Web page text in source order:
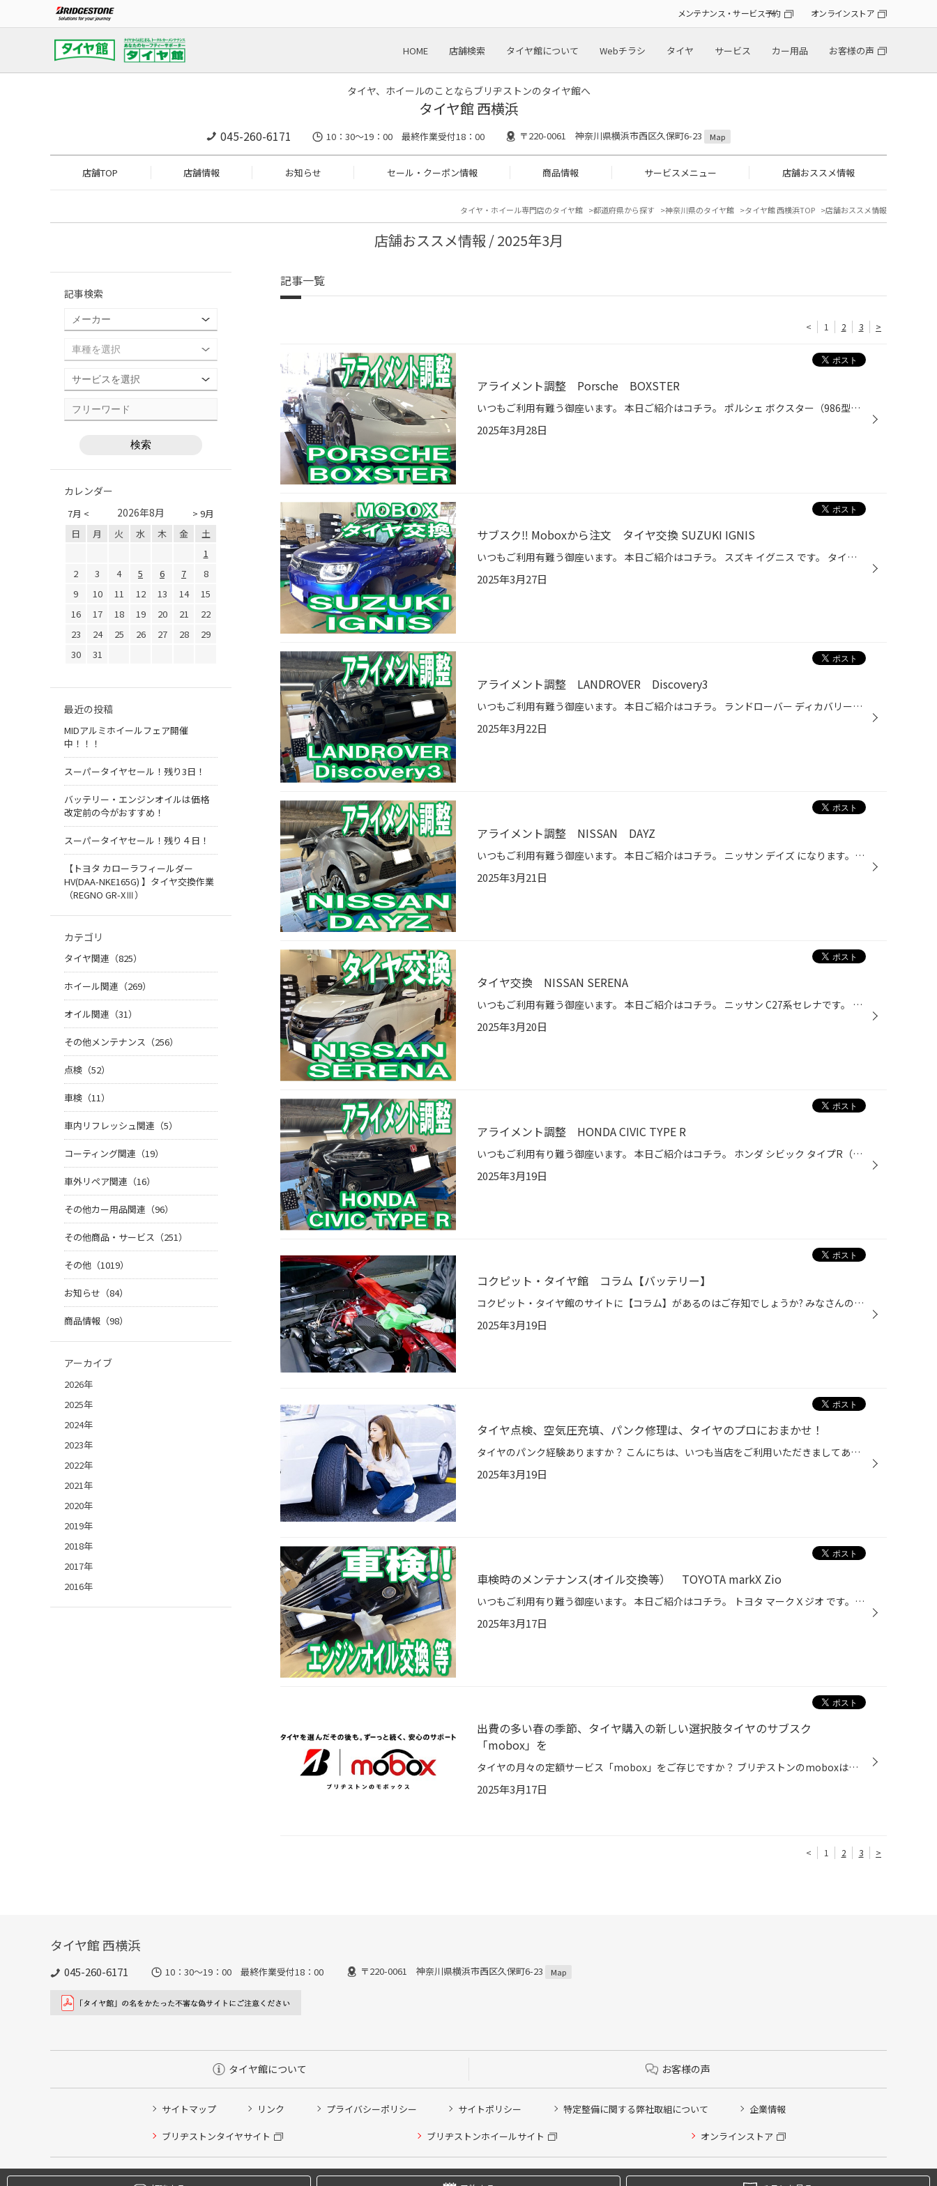
メンテナンス・サービス予約 オンラインストア
HOME 店舗検索 タイヤ館について Webチラシ タイヤ サービス カー用品 お客様の声
タイヤ、ホイールのことならブリヂストンのタイヤ館へ
タイヤ館 西横浜
045-260-6171 10：30～19：00 最終作業受付18：00 〒220-0061 神奈川県横浜市西区久保町6-23 Map
店舗TOP 店舗情報 お知らせ セール・クーポン情報 商品情報 サービスメニュー 店舗おススメ情報
タイヤ・ホイール専門店のタイヤ館 都道府県から探す 神奈川県のタイヤ館 タイヤ館 西横浜TOP 店舗おススメ情報
店舗おススメ情報 / 2025年3月
記事一覧
< 1 2 3 >
アライメント調整 Porsche BOXSTER
いつもご利用有難う御座います。 本日ご紹介はコチラ。 ポルシェ ボクスター（986型） です。 アライメント調整を行います。 早速測定スタートです。 足回り交換を行ったとの事ですので、ズレはありますね。 調整していきます。 リアはキャンバーとトゥが調整可能です。 今回キャンバーは比較的良好...
2025年3月28日
サブスク‼︎ Moboxから注文 タイヤ交換 SUZUKI IGNIS
いつもご利用有難う御座います。 本日ご紹介はコチラ。 スズキ イグニス です。 タイヤ交換を行います。 交換前のタイヤは溝がある様にみえますが、 近くで見ると外べりが顕著です。 減りすぎず、安全に使えたイイ交換時期かと思います。 交換タイヤは セイバーリング SL201 になります。 今回ははM...
2025年3月27日
アライメント調整 LANDROVER Discovery3
いつもご利用有難う御座います。 本日ご紹介はコチラ。 ランドローバー ディカバリー3 です。 アライメント調整を行います。 足回りの交換修理をされたとの事ですので、 アライメントにズレが出ていますね。 調整していきます。 フロント偏芯カムにてキャスターとキャンバー調整です。 トゥはタイロ...
2025年3月22日
アライメント調整 NISSAN DAYZ
いつもご利用有難う御座います。 本日ご紹介はコチラ。 ニッサン デイズ になります。 アライメント調整をご依頼頂きました。 測定結果は フロントトゥ角にズレが出ています。 そこ以外は調整機構がありませんので、そのままとなります。 上画像のタイロットにて調整を行います。 画面を見ながら少...
2025年3月21日
タイヤ交換 NISSAN SERENA
いつもご利用有難う御座います。 本日ご紹介はコチラ。 ニッサン C27系セレナです。 タイヤ交換をご依頼頂きました。 交換タイヤは レグノGRVⅡ です。 2025年より新しくレグノGR-XIII TYPE RVが発売しました。 発売に伴い現在【在庫限り】でGRVⅡがお求めやすいプライスとなっております！！ ちょう...
2025年3月20日
アライメント調整 HONDA CIVIC TYPE R
いつもご利用有り難う御座います。 本日ご紹介はコチラ。 ホンダ シビック タイプR（FK8） です。 アライメント調整をご依頼頂きました。 測定結果はといいますと、 赤い所が多いですね。 調整可能な場所は調整していきましょう！！ リア側の偏芯カム。 トゥ角を調整します。 フロント側のタイロッ...
2025年3月19日
コクピット・タイヤ館 コラム【バッテリー】
コクピット・タイヤ館のサイトに【コラム】があるのはご存知でしょうか? みなさんのおクルマのお悩みやタイヤに関するコラム記事を掲載しております。 この度は、今の時期にトラブルが多い、『バッテリー』に関して、記事を掲載いたしました。 点検や交換のタイミング、基礎的な知識まで、幅広く掲...
2025年3月19日
タイヤ点検、空気圧充填、パンク修理は、タイヤのプロにおまかせ！
タイヤのパンク経験ありますか？ こんにちは、いつも当店をご利用いただきましてありがとうございます。 タイヤは、釘やネジが刺さったり、縁石への衝突による損傷はもちろん、空気が徐々に抜け、 空気が少ない状態で走行を続けた結果、パンクしてしまうことがあります。 パンクの修理はお任せくだ...
2025年3月19日
車検時のメンテナンス(オイル交換等） TOYOTA markX Zio
いつもご利用有り難う御座います。 本日ご紹介はコチラ。 トヨタ マークＸジオ です。 車検のご依頼を頂きましたので、 同時にメンテナンスをご依頼頂きました。 まずはオイル交換から エレメント交換も同時に行いますので、 下側から今回は抜いていきます。 抜き終わりましたら、新品エレメントの...
2025年3月17日
出費の多い春の季節、タイヤ購入の新しい選択肢タイヤのサブスク
「mobox」を
タイヤの月々の定額サービス「mobox」をご存じですか？ ブリヂストンのmoboxはタイヤだけでなく、お車のメンテナンスも定額で利用できるサービスです。 春は新しいスタートを切る季節です。その一方で新生活の準備や、 お子様の入学・卒業に関わる行事など多くの出費が重なる時期でもあります。 ど...
2025年3月17日
< 1 2 3 >
記事検索
カレンダー
7月 < > 9月
2026年8月
日 月 火 水 木 金
土
1
2
3 4 5 6 7
8
9
10 11 12 13 14
15
16
17 18 19 20 21
22
23
24 25 26 27 28
29
30
31
最近の投稿
MIDアルミホイールフェア開催
中！！！
スーパータイヤセール！残り3日！
バッテリー・エンジンオイルは価格
改定前の今がおすすめ！
スーパータイヤセール！残り４日！
【トヨタ カローラフィールダー
HV(DAA-NKE165G) 】タイヤ交換作業
（REGNO GR-XⅢ）
カテゴリ
タイヤ関連（825）
ホイール関連（269）
オイル関連（31）
その他メンテナンス（256）
点検（52）
車検（11）
車内リフレッシュ関連（5）
コーティング関連（19）
車外リペア関連（16）
その他カー用品関連（96）
その他商品・サービス（251）
その他（1019）
お知らせ（84）
商品情報（98）
アーカイブ
2026年
2025年
2024年
2023年
2022年
2021年
2020年
2019年
2018年
2017年
2016年
タイヤ館 西横浜
045-260-6171 10：30～19：00 最終作業受付18：00 〒220-0061 神奈川県横浜市西区久保町6-23 Map
タイヤ館について お客様の声
サイトマップ リンク プライバシーポリシー サイトポリシー 特定整備に関する弊社取組について 企業情報
ブリヂストンタイヤサイト ブリヂストンホイールサイト オンラインストア
Copyright © 2024 Bridgestone Retail Co.,Ltd. All rights Reserved.
タイヤ点検・安全点検/タイヤ履き替え/オイル交換/その他ピット作業の予約
クローク契約会員専用タイヤ履き替え※タイヤ履き替えを希望のクローク契約会員の方はこちらを選択ください
本日のタイヤ履き替え順番待ち予約 ※クローク契約会員の方はご利用いただけません